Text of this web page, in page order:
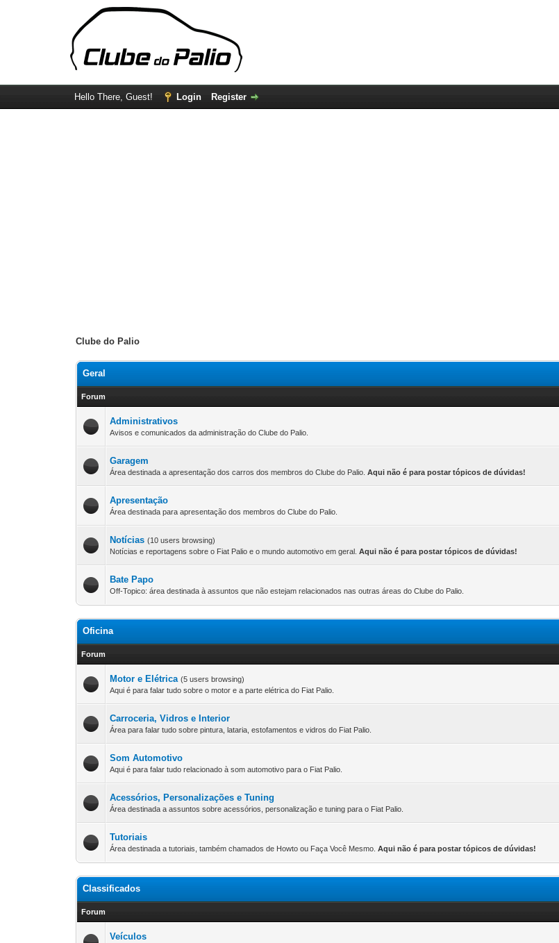
Hello There, Guest! Login Register
Clube do Palio
Geral
Forum
Administrativos
Avisos e comunicados da administração do Clube do Palio.
Garagem
Área destinada a apresentação dos carros dos membros do Clube do Palio.Aqui não é para postar tópicos de dúvidas!
Apresentação
Área destinada para apresentação dos membros do Clube do Palio.
Notícias (10 users browsing)
Notícias e reportagens sobre o Fiat Palio e o mundo automotivo em geral.Aqui não é para postar tópicos de dúvidas!
Bate Papo
Off-Topico: área destinada à assuntos que não estejam relacionados nas outras áreas do Clube do Palio.
Oficina
Forum
Motor e Elétrica (5 users browsing)
Aqui é para falar tudo sobre o motor e a parte elétrica do Fiat Palio.
Carroceria, Vidros e Interior
Área para falar tudo sobre pintura, lataria, estofamentos e vidros do Fiat Palio.
Som Automotivo
Aqui é para falar tudo relacionado à som automotivo para o Fiat Palio.
Acessórios, Personalizações e Tuning
Área destinada a assuntos sobre acessórios, personalização e tuning para o Fiat Palio.
Tutoriais
Área destinada a tutoriais, também chamados de Howto ou Faça Você Mesmo.Aqui não é para postar tópicos de dúvidas!
Classificados
Forum
Veículos